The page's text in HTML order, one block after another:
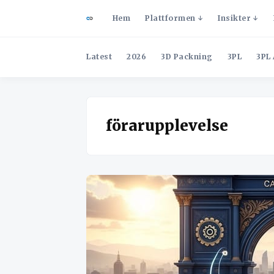
Hem Plattformen Insikter
Latest 2026 3D Packning 3PL
förarupplevelse